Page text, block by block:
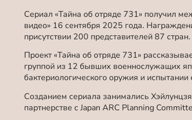
Сериал «Тайна об отряде 731» получил
видео» 16 сентября 2025 года.
присутствии 200 представителей 87 стран.
Проект «Тайна об отряде 731»
группой из 12 бывших военнослужащих
бактериологического оружия и
Созданием сериала занимались
партнерстве с Japan ARC Planning